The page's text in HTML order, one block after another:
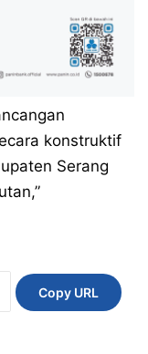
konstruktif
Serang
Copy URL